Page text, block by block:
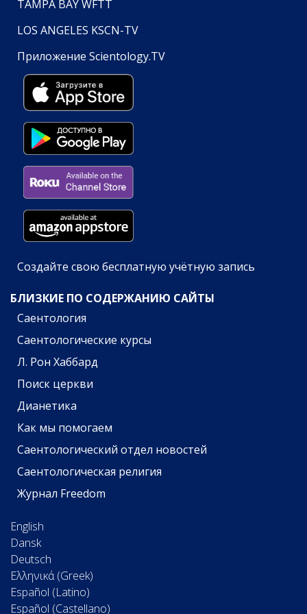
TAMPA BAY WFTT
LOS ANGELES KSCN-TV
Приложение Scientology.TV
Создайте свою бесплатную учётную запись
БЛИЗКИЕ ПО СОДЕРЖАНИЮ САЙТЫ
Саентология
Саентологические курсы
Л. Рон Хаббард
Поиск церкви
Дианетика
Как мы помогаем
Саентологический отдел новостей
Саентологическая религия
Журнал Freedom
English
Dansk
Deutsch
Ελληνικά (Greek)
Español (Latino)
Español (Castellano)